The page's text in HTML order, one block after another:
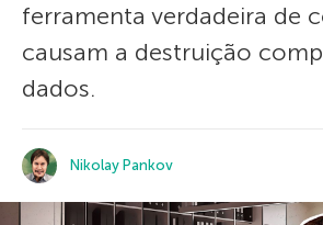
ferramenta verdadeira de
causam a destruição
dados.
Nikolay Pankov